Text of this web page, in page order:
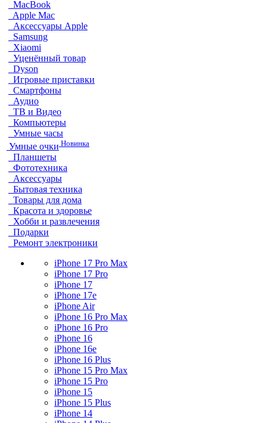
MacBook
Apple Mac
Аксессуары Apple
Samsung
Xiaomi
Уценённый товар
Dyson
Игровые приставки
Смартфоны
Аудио
ТВ и Видео
Компьютеры
Умные часы
Умные очки Новинка
Планшеты
Фототехника
Аксессуары
Бытовая техника
Товары для дома
Красота и здоровье
Хобби и развлечения
Подарки
Ремонт электроники
iPhone 17 Pro Max
iPhone 17 Pro
iPhone 17
iPhone 17e
iPhone Air
iPhone 16 Pro Max
iPhone 16 Pro
iPhone 16
iPhone 16e
iPhone 16 Plus
iPhone 15 Pro Max
iPhone 15 Pro
iPhone 15
iPhone 15 Plus
iPhone 14